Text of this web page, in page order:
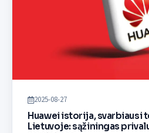
2025-08-27
Huawei istorija, svarbiausi
Lietuvoje: sąžiningas